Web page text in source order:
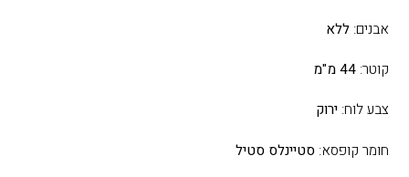
אבנים: ללא
קוטר: 44 מ"מ
צבע לוח: ירוק
חומר קופסא: סטיינלס סטיל